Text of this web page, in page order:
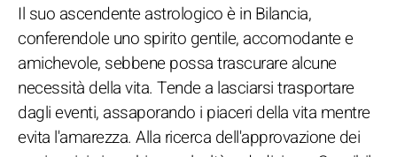
Il suo ascendente astrologico è in Bilancia,
conferendole uno spirito gentile, accomodante e
amichevole, sebbene possa trascurare alcune
necessità della vita. Tende a lasciarsi trasportare
dagli eventi, assaporando i piaceri della vita mentre
evita l'amarezza. Alla ricerca dell'approvazione dei